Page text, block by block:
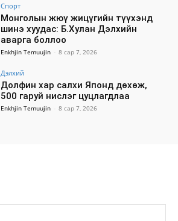
Спорт
Монголын жюү жицүгийн түүхэнд
шинэ хуудас: Б.Хулан Дэлхийн
аварга боллоо
Enkhjin Temuujin - 8 сар 7, 2026
Дэлхий
Долфин хар салхи Японд дөхөж,
500 гаруй нислэг цуцлагдлаа
Enkhjin Temuujin - 8 сар 7, 2026